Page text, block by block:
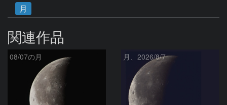
月
関連作品
08/07の月 月、2026/8/7